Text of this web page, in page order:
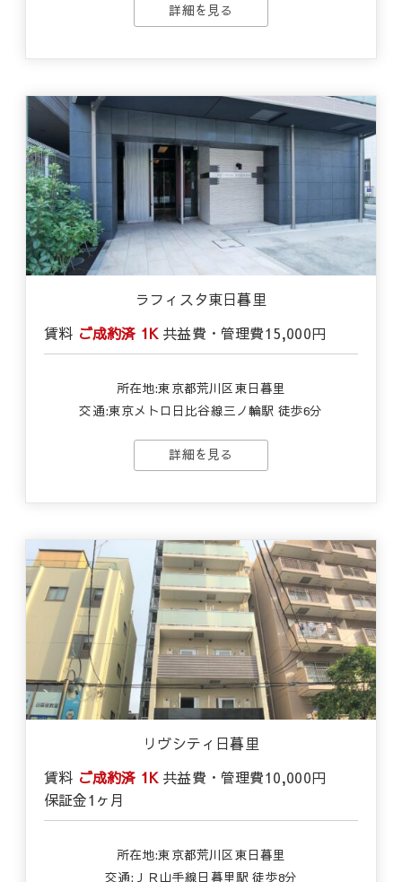
詳細を見る
ラフィスタ東日暮里
賃料 ご成約済 1K 共益費・管理費15,000円
所在地:東京都荒川区東日暮里
交通:東京メトロ日比谷線三ノ輪駅 徒歩6分
詳細を見る
リヴシティ日暮里
賃料 ご成約済 1K 共益費・管理費10,000円
保証金1ヶ月
所在地:東京都荒川区東日暮里
交通:ＪＲ山手線日暮里駅 徒歩8分